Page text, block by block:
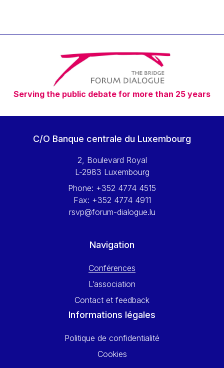
Timothy Radcliffe
Vaclav Klaus
Vassilios Skouris
Vítor Manuel da Silva Caldeira
Viviane Reding
Walter Hagg
Wolfgang Ketterle
Yossi Beillin
Yves FRANCHET
Serving the public debate for more than 25 years
C/O Banque centrale du Luxembourg
2, Boulevard Royal
L-2983 Luxembourg
Phone: +352 4774 4515
Fax: +352 4774 4911
rsvp@forum-dialogue.lu
Navigation
Conférences
L’association
Contact et feedback
Informations légales
Politique de confidentialité
Cookies